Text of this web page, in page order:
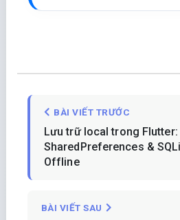
BÀI VIẾT TRƯỚC
Lưu trữ local trong Flutter:
SharedPreferences &
Offline
BÀI VIẾT SAU